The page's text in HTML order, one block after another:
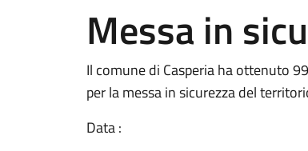
Messa in
Il comune di Casperia ha ottenuto
per la messa in sicurezza del
Data :